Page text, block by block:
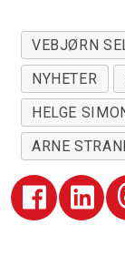
VEBJØRN
NYHETER
HELGE
ARNE